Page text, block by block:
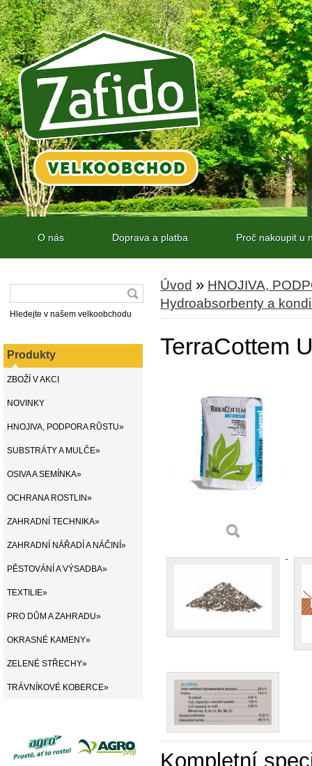
O nás Doprava a platba Proč nakoupit u
Hledejte v našem velkoobchodu
Produkty
ZBOŽÍ V AKCI
NOVINKY
HNOJIVA, PODPORA RŮSTU»
SUBSTRÁTY A MULČE»
OSIVA A SEMÍNKA»
OCHRANA ROSTLIN»
ZAHRADNÍ TECHNIKA»
ZAHRADNÍ NÁŘADÍ A NÁČINÍ»
PĚSTOVÁNÍ A VÝSADBA»
TEXTILIE»
PRO DŮM A ZAHRADU»
OKRASNÉ KAMENY»
ZELENÉ STŘECHY»
TRÁVNÍKOVÉ KOBERCE»
Úvod » HNOJIVA,
Hydroabsorbenty a
TerraCottem
Kompletní